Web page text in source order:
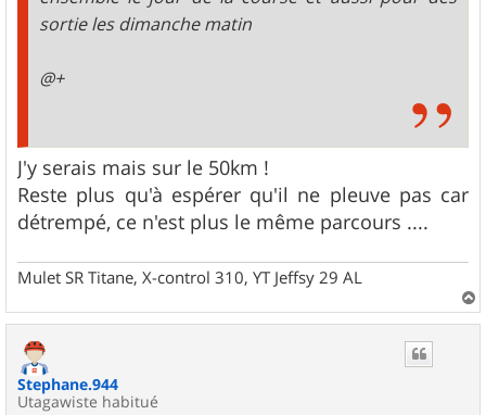
sortie les dimanche matin
@+
J'y serais mais sur le 50km !
Reste plus qu'à espérer qu'il ne pleuve pas car
détrempé, ce n'est plus le même parcours ....
Mulet SR Titane, X-control 310, YT Jeffsy 29 AL
a
Stephane.944
Utagawiste habitué